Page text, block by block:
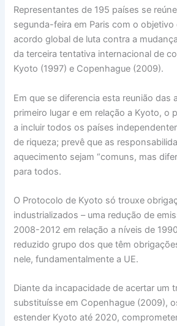
Representantes de 195 países se
segunda-feira em Paris com o objetivo
acordo global de luta contra a
da terceira tentativa internacional de
Kyoto (1997) e Copenhague (2009).
Em que se diferencia esta reunião das
primeiro lugar e em relação a Kyoto, o
a incluir todos os países
de riqueza; prevê que as
aquecimento sejam “comuns, mas
para todos.
O Protocolo de Kyoto só trouxe
industrializados – uma redução de
2008-2012 em relação a níveis de
reduzido grupo dos que têm
nele, fundamentalmente a UE.
Diante da incapacidade de acertar um
substituísse em Copenhague (2009),
estender Kyoto até 2020,